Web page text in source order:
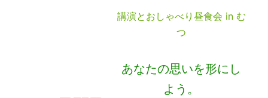
講演とおしゃべり昼食会 in む
つ
あなたの思いを形にし
よう。